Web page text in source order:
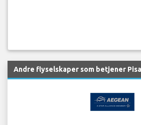
Andre flyselskaper som betjener